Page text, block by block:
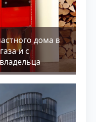
дома в
и с